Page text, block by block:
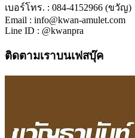
เบอร์โทร. : 084-4152966 (ขวัญ)
Email : info@kwan-amulet.com
Line ID : @kwanpra
ติดตามเราบนเฟสบุ๊ค